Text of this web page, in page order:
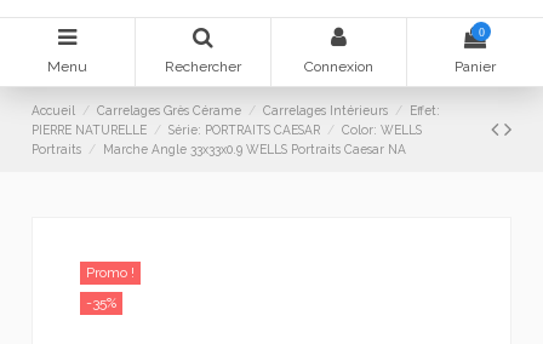
Menu Rechercher Connexion
0
Panier
Accueil Carrelages Grès Cérame Carrelages Intérieurs
Effet:
PIERRE NATURELLE
Série: PORTRAITS CAESAR
Color: WELLS
Portraits
Marche Angle 33x33x0.9 WELLS Portraits Caesar NA
Promo !
-35%